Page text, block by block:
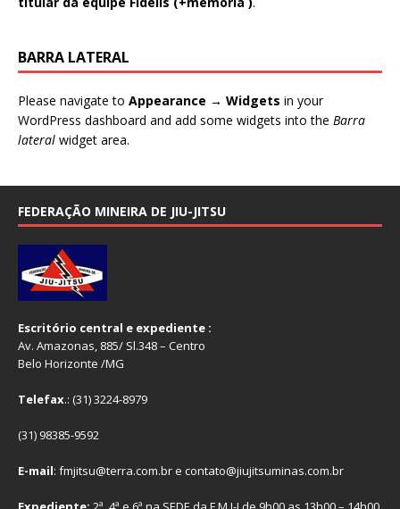
BARRA LATERAL
Please navigate to Appearance → Widgets in your
WordPress dashboard and add some widgets into the Barra
lateral widget area.
FEDERAÇÃO MINEIRA DE JIU-JITSU
Escritório central e expediente :
Av. Amazonas, 885/ Sl.348 – Centro
Belo Horizonte /MG
Telefax.: (31) 3224-8979
(31) 98385-9592
E-mail: fmjitsu@terra.com.br e contato@jiujitsuminas.com.br